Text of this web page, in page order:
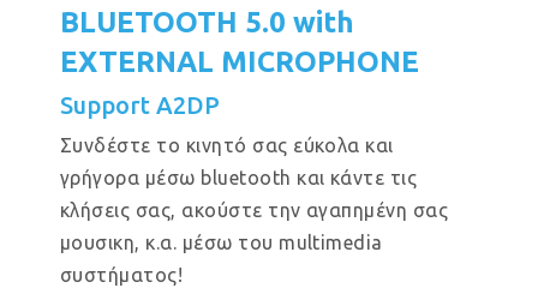
BLUETOOTH 5.0 with
EXTERNAL MICROPHONE
Support A2DP
Συνδέστε το κινητό σας εύκολα και
γρήγορα μέσω bluetooth και κάντε τις
κλήσεις σας, ακούστε την αγαπημένη σας
μουσικη, κ.α. μέσω του multimedia
συστήματος!